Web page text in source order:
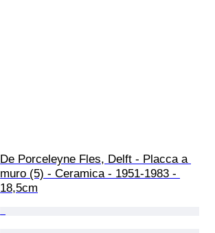
De Porceleyne Fles, Delft - Placca a
muro (5) - Ceramica - 1951-1983 -
18,5cm